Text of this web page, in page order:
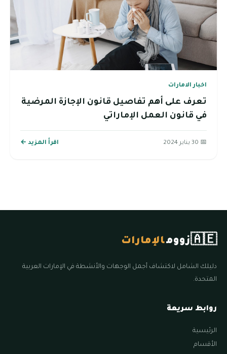
اخبار الامارات
تعرف على أهم تفاصيل قانون الإجازة المرضية
في قانون العمل الإماراتي
📅 30 يناير 2024 اقرأ المزيد ←
🇦🇪زوومالإمارات
دليلك الشامل لاكتشاف أجمل الوجهات والأنشطة في الإمارات العربية
المتحدة.
روابط سريعة
الرئيسية
الأقسام